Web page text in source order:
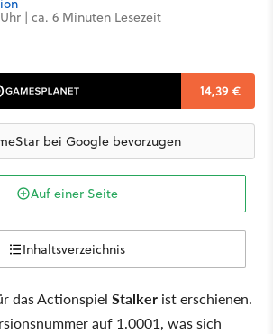
| ca. 6 Minuten Lesezeit
14,39 €
bei Google bevorzugen
Auf einer Seite
Inhaltsverzeichnis
das Actionspiel Stalker ist erschienen.
auf 1.0001, was sich